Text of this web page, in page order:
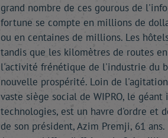
grand nombre de ces gourous de
fortune se compte en millions de
ou en centaines de millions. Les
tandis que les kilomètres de routes
l'activité frénétique de l'industrie du
nouvelle prospérité. Loin de
vaste siège social de WIPRO, le
technologies, est un havre d'ordre et
de son président, Azim Premji, 61 ans.